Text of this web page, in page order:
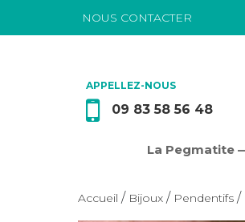
NOUS CONTACTER
APPELLEZ-NOUS
09 83 58 56 48
La Pegmatite
Accueil / Bijoux / Pendentifs /